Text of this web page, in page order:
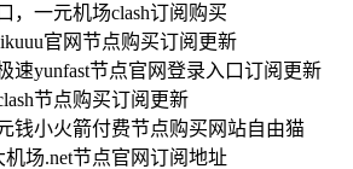
，一元机场clash订阅购买
官网节点购买订阅更新
速yunfast节点官网登录入口订阅更新
节点购买订阅更新
钱小火箭付费节点购买网站自由猫
场.net节点官网订阅地址